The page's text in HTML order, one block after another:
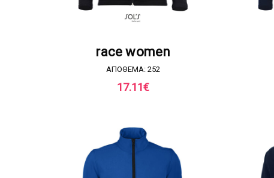
race women
ΑΠΟΘΕΜΑ: 252
17.11€